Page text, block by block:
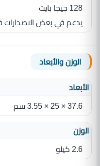
128 جيجا بايت
يدعم في بعض الاصدارات
الوزن والأبعاد
الأبعاد
37.6 × 25 × 3.55 سم
الوزن
2.6 كيلو